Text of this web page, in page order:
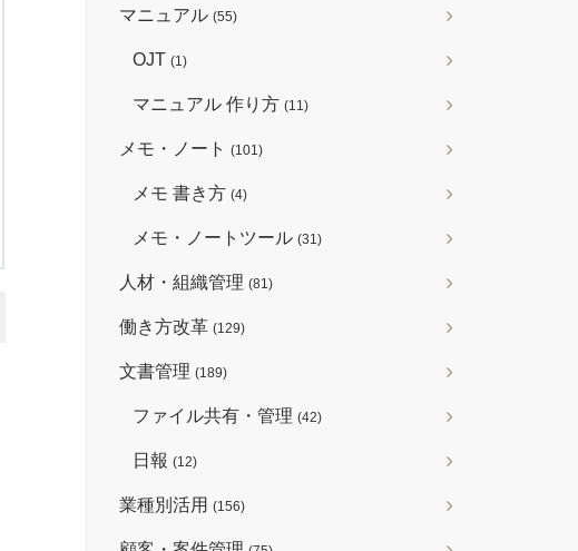
マニュアル (55)
OJT (1)
マニュアル 作り方 (11)
メモ・ノート (101)
メモ 書き方 (4)
メモ・ノートツール (31)
人材・組織管理 (81)
働き方改革 (129)
文書管理 (189)
ファイル共有・管理 (42)
日報 (12)
業種別活用 (156)